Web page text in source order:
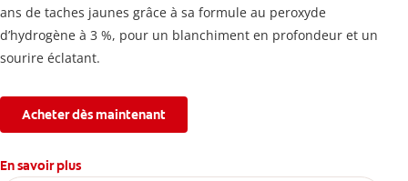
ans de taches jaunes grâce à sa formule au peroxyde
d’hydrogène à 3 %, pour un blanchiment en profondeur et un
sourire éclatant.
Acheter dès maintenant
En savoir plus